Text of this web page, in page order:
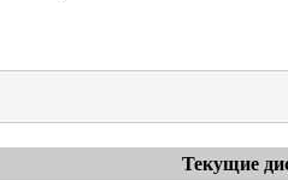
Текущие